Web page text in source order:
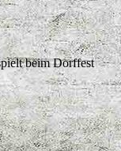
beim Dorffest